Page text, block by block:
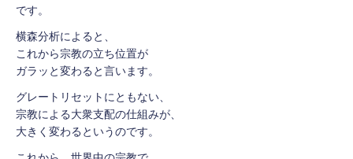
です。
横森分析によると、
これから宗教の立ち位置が
ガラッと変わると言います。
グレートリセットにともない、
宗教による大衆支配の仕組みが、
大きく変わるというのです。